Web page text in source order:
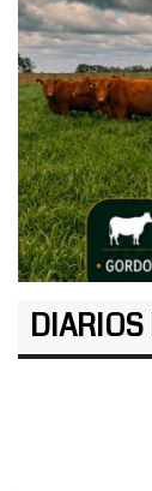
DIARIOS